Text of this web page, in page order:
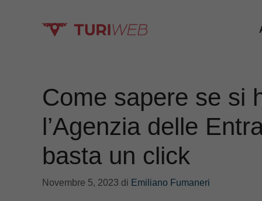
Come sapere se si
l’Agenzia delle
basta un click
Novembre 5, 2023 di Emiliano Fumaneri